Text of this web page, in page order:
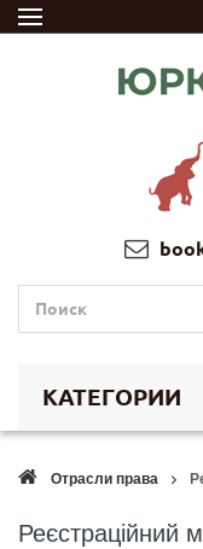
КАТЕГОРИИ
Отрасли права
Реєстраційний